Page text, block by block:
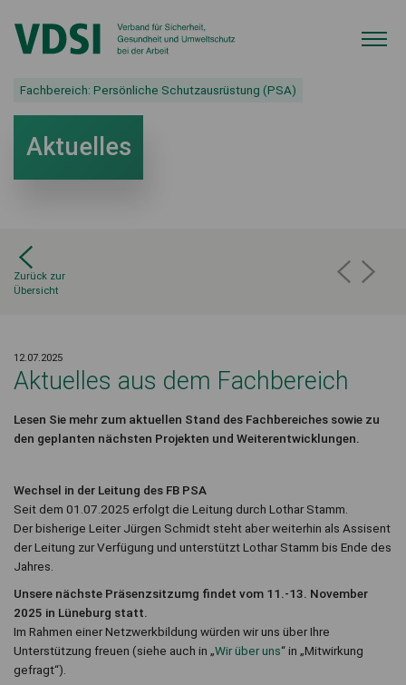
Fachbereich: Persönliche Schutzausrüstung (PSA)
Aktuelles
Zurück zur
Übersicht
12.07.2025
Aktuelles aus dem Fachbereich
Lesen Sie mehr zum aktuellen Stand des Fachbereiches sowie zu
den geplanten nächsten Projekten und Weiterentwicklungen.
Wechsel in der Leitung des FB PSA
Seit dem 01.07.2025 erfolgt die Leitung durch Lothar Stamm.
Der bisherige Leiter Jürgen Schmidt steht aber weiterhin als Assisent
der Leitung zur Verfügung und unterstützt Lothar Stamm bis Ende des
Jahres.
Unsere nächste Präsenzsitzumg findet vom 11.-13. November
2025 in Lüneburg statt.
Im Rahmen einer Netzwerkbildung würden wir uns über Ihre
Unterstützung freuen (siehe auch in „Wir über uns“ in „Mitwirkung
gefragt“).